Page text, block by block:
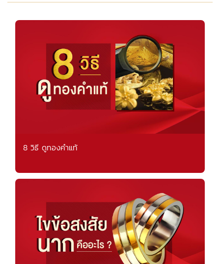
8 วิธี ดูทองคำแท้